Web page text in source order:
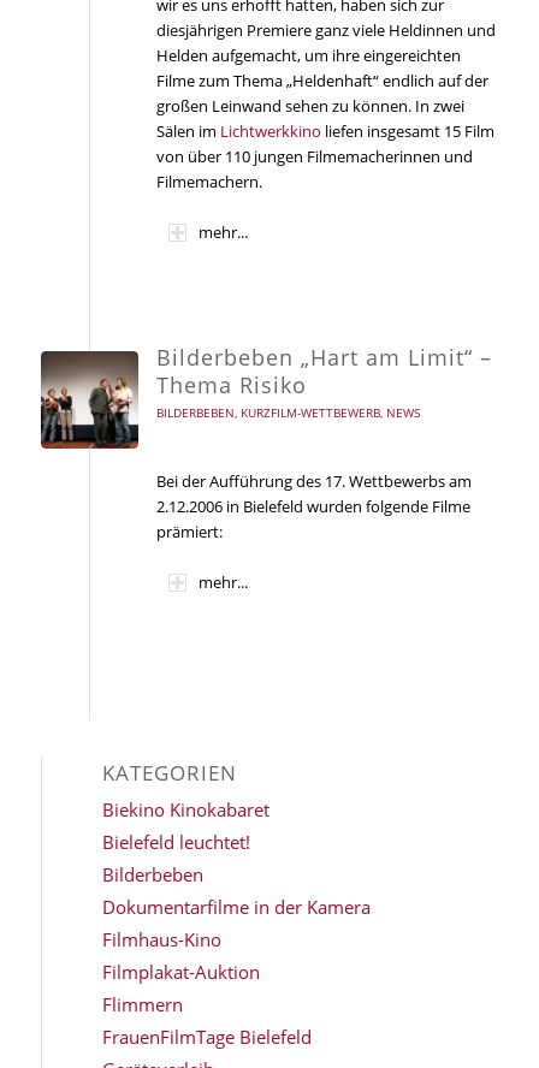
wir es uns erhofft hatten, haben sich zur
diesjährigen Premiere ganz viele Heldinnen und
Helden aufgemacht, um ihre eingereichten
Filme zum Thema „Heldenhaft“ endlich auf der
großen Leinwand sehen zu können. In zwei
Sälen im Lichtwerkkino liefen insgesamt 15 Film
von über 110 jungen Filmemacherinnen und
Filmemachern.
mehr...
Bilderbeben „Hart am Limit“ –
Thema Risiko
BILDERBEBEN, KURZFILM-WETTBEWERB, NEWS
Bei der Aufführung des 17. Wettbewerbs am
2.12.2006 in Bielefeld wurden folgende Filme
prämiert:
mehr...
KATEGORIEN
Biekino Kinokabaret
Bielefeld leuchtet!
Bilderbeben
Dokumentarfilme in der Kamera
Filmhaus-Kino
Filmplakat-Auktion
Flimmern
FrauenFilmTage Bielefeld